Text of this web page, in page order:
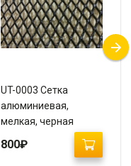
UT-0003 Сетка
алюминиевая,
мелкая, черная
800₽